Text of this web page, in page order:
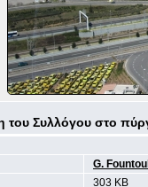
του Συλλόγου στο
G.
303 KB